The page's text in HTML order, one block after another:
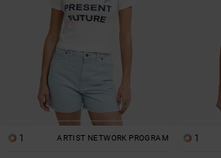
1 ARTIST NETWORK PROGRAM 1